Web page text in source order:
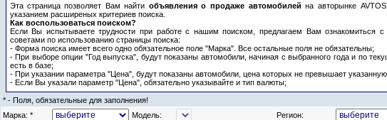
Эта страница позволяет Вам найти объявления о продаже автомобилей на авторынке
указанием расширеных критериев поиска.
Как воспользоваться поиском?
Если Вы испытываете трудности при работе с нашим поиском, предлагаем Вам ознакомиться
советами по использованию страницы поиска:
- Форма поиска имеет всего одно обязательное поле "Марка". Все остальные поля не обязательны;
- При выборе опции "Год выпуска", будут показаны автомобили, начиная с выбранного года и по
есть в базе;
- При указании параметра "Цена", будут показаны автомобили, цена которых не превышает
- Если Вы указали параметр "Цена", обязательно указывайте и тип валюты;
* - Поля, обязательные для заполнения!
Марка: *
Модель:
Регион: